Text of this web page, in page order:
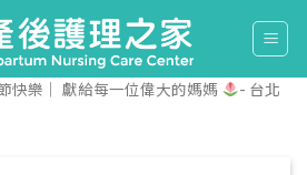
快樂｜ 獻給每一位偉大的媽媽
- 台北